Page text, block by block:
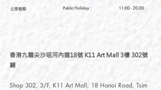
公眾假期 11:00 - 20:30
Public Holiday :
香港九龍尖沙咀河內道18號 K11 Art Mall 3樓 302號
鋪
Shop 302, 3/F, K11 Art Mall, 18 Hanoi Road, Tsim